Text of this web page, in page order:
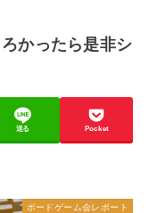
かったら是非シ
送る Pocket
ボードゲーム会レポート